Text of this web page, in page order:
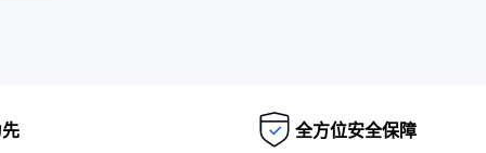
全方位安全保障